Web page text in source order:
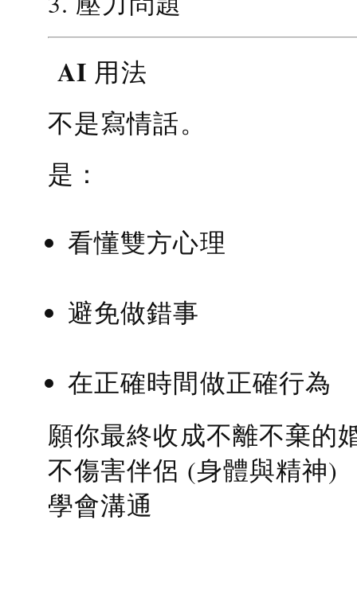
AI 用法
不是寫情話。
是：
看懂雙方心理
避免做錯事
在正確時間做正確行為
願你最終收成不離不棄的
不傷害伴侶 (身體與精神)
學會溝通